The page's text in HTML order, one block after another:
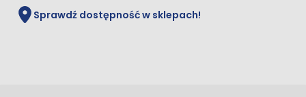
Sprawdź dostępność w sklepach!